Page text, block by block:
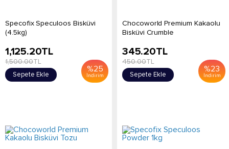
Specofix Speculoos Bisküvi
(4.5kg)
%25
İndirim
1,125.20TL
1,500.00TL
Sepete Ekle
Chocoworld Premium Kakaolu
Bisküvi Crumble
%23
İndirim
345.20TL
450.00TL
Sepete Ekle